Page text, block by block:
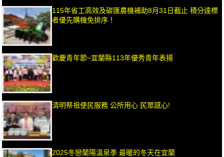
115年省工高效及碳匯農機補助8月31日截止 積分達標
者優先購機免排序！
歡慶青年節~宜蘭縣113年優秀青年表揚
清明祭祖便民服務 公所用心 民眾感心!
2025冬戀蘭陽溫泉季 最暖的冬天在宜蘭